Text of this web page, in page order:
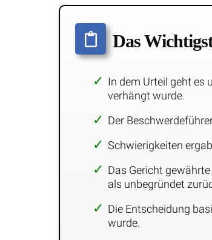
Das
In dem Urteil geht es
verhängt wurde.
Der
Schwierigkeiten
Das Gericht
als unbegründet
Die Entscheidung
wurde.